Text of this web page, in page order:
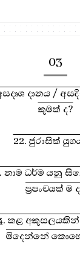
03
දානය /
කුමක් ද?
22. ජුරාසික්
නාම ධර්ම යනු
ප්‍රපංචයක් ම
කළ
මිදෙන්නේ